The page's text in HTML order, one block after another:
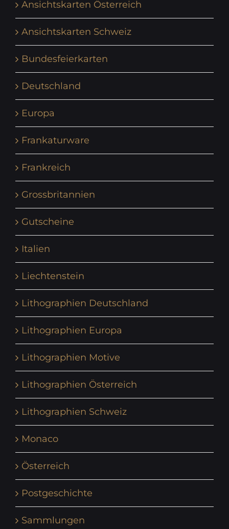
Ansichtskarten Österreich
Ansichtskarten Schweiz
Bundesfeierkarten
Deutschland
Europa
Frankaturware
Frankreich
Grossbritannien
Gutscheine
Italien
Liechtenstein
Lithographien Deutschland
Lithographien Europa
Lithographien Motive
Lithographien Österreich
Lithographien Schweiz
Monaco
Österreich
Postgeschichte
Sammlungen